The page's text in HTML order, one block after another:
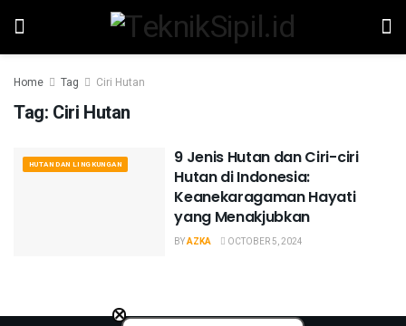
Home Tag Ciri Hutan
Tag: Ciri Hutan
HUTAN DAN LINGKUNGAN
9 Jenis Hutan dan Ciri-ciri
Hutan di Indonesia:
Keanekaragaman Hayati
yang Menakjubkan
BYAZKA OCTOBER 5, 2024
×